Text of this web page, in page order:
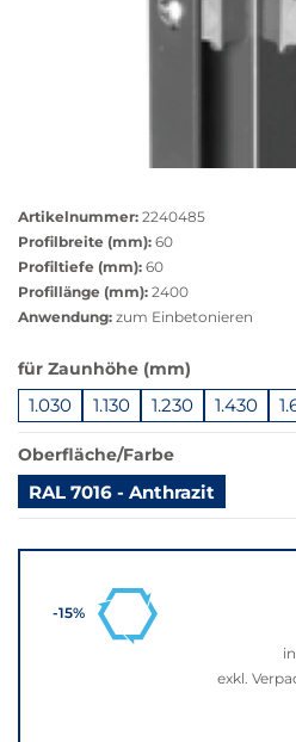
anzeigen
Artikelnummer: 2240485
Profilbreite (mm): 60
Profiltiefe (mm): 60
Profillänge (mm): 2400
Anwendung: zum Einbetonieren
Das
ist
in
dieser
Variante
nicht
Bei
wechselt
für Zaunhöhe (mm)
1.030 1.130 1.230 1.430
Oberfläche/Farbe
RAL 7016 - Anthrazit
zu
zurücksetzen"
-15%
exkl.